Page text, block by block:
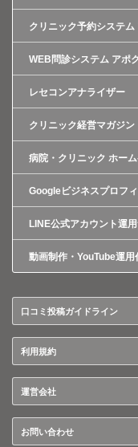
クリニック予約システム
WEB問診システム アポ
レセコンアナライザー
クリニック経営マガジン
病院・クリニック ホー
Googleビジネスプロフ
LINE公式アカウント運
動画制作・YouTube運
口コミ投稿ガイドライン
利用規約
運営会社
お問い合わせ